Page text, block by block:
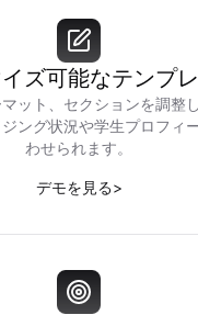
ズ可能なテンプ
ット、セクションを調整
ング状況や学生プロフィ
わせられます。
デモを見る>